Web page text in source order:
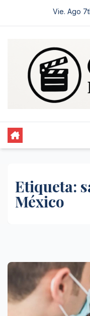
Vie. Ago
Etiqueta:
México